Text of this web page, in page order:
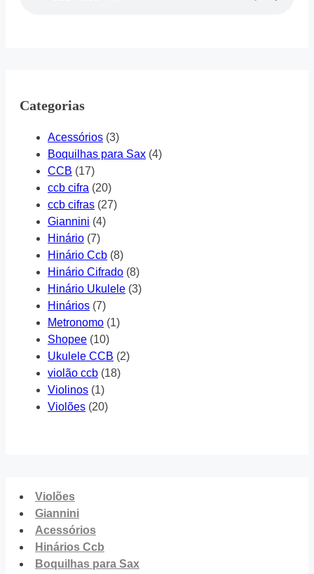
Categorias
Acessórios (3)
Boquilhas para Sax (4)
CCB (17)
ccb cifra (20)
ccb cifras (27)
Giannini (4)
Hinário (7)
Hinário Ccb (8)
Hinário Cifrado (8)
Hinário Ukulele (3)
Hinários (7)
Metronomo (1)
Shopee (10)
Ukulele CCB (2)
violão ccb (18)
Violinos (1)
Violões (20)
Violões
Giannini
Acessórios
Hinários Ccb
Boquilhas para Sax